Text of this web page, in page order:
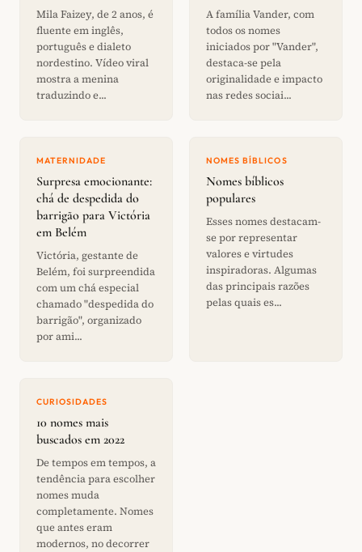
Mila Faizey, de 2 anos, é
fluente em inglês,
português e dialeto
nordestino. Vídeo viral
mostra a menina
traduzindo e...
A família Vander, com
todos os nomes
iniciados por "Vander",
destaca-se pela
originalidade e impacto
nas redes sociai...
MATERNIDADE
Surpresa emocionante:
chá de despedida do
barrigão para Victória
em Belém
Victória, gestante de
Belém, foi surpreendida
com um chá especial
chamado "despedida do
barrigão", organizado
por ami...
NOMES BÍBLICOS
Nomes bíblicos
populares
Esses nomes destacam-
se por representar
valores e virtudes
inspiradoras. Algumas
das principais razões
pelas quais es...
CURIOSIDADES
10 nomes mais
buscados em 2022
De tempos em tempos, a
tendência para escolher
nomes muda
completamente. Nomes
que antes eram
modernos, no decorrer